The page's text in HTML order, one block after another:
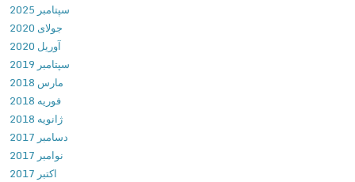
i
v
a
t
e
B
r
o
w
سپتامبر 2025
جولای 2020
آوریل 2020
سپتامبر 2019
مارس 2018
فوریه 2018
ژانویه 2018
دسامبر 2017
نوامبر 2017